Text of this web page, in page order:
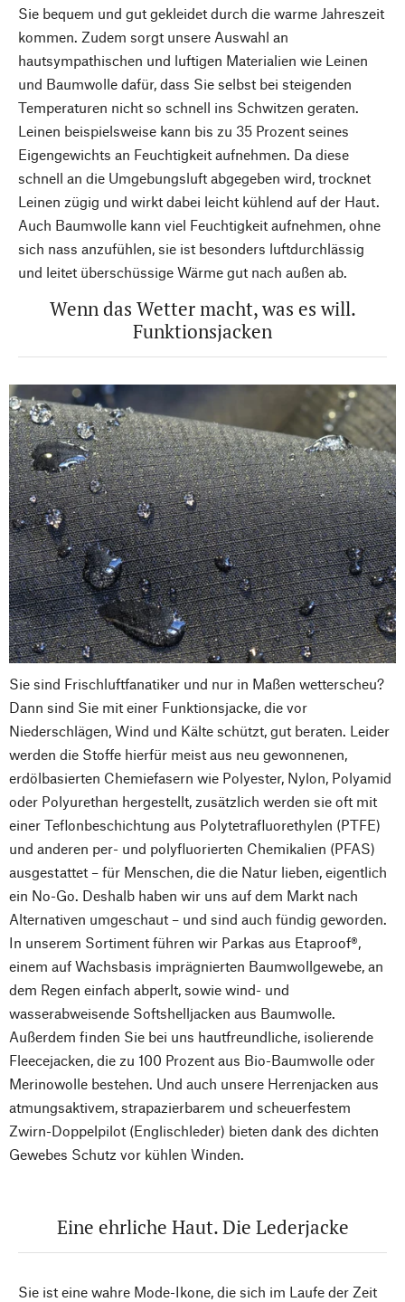
Sie bequem und gut gekleidet durch die warme Jahreszeit
kommen. Zudem sorgt unsere Auswahl an
hautsympathischen und luftigen Materialien wie Leinen
und Baumwolle dafür, dass Sie selbst bei steigenden
Temperaturen nicht so schnell ins Schwitzen geraten.
Leinen beispielsweise kann bis zu 35 Prozent seines
Eigengewichts an Feuchtigkeit aufnehmen. Da diese
schnell an die Umgebungsluft abgegeben wird, trocknet
Leinen zügig und wirkt dabei leicht kühlend auf der Haut.
Auch Baumwolle kann viel Feuchtigkeit aufnehmen, ohne
sich nass anzufühlen, sie ist besonders luftdurchlässig
und leitet überschüssige Wärme gut nach außen ab.
Wenn das Wetter macht, was es will.
Funktionsjacken
Sie sind Frischluftfanatiker und nur in Maßen wetterscheu?
Dann sind Sie mit einer Funktionsjacke, die vor
Niederschlägen, Wind und Kälte schützt, gut beraten. Leider
werden die Stoffe hierfür meist aus neu gewonnenen,
erdölbasierten Chemiefasern wie Polyester, Nylon, Polyamid
oder Polyurethan hergestellt, zusätzlich werden sie oft mit
einer Teflonbeschichtung aus Polytetrafluorethylen (PTFE)
und anderen per- und polyfluorierten Chemikalien (PFAS)
ausgestattet – für Menschen, die die Natur lieben, eigentlich
ein No-Go. Deshalb haben wir uns auf dem Markt nach
Alternativen umgeschaut – und sind auch fündig geworden.
In unserem Sortiment führen wir Parkas aus Etaproof®,
einem auf Wachsbasis imprägnierten Baumwollgewebe, an
dem Regen einfach abperlt, sowie wind- und
wasserabweisende Softshelljacken aus Baumwolle.
Außerdem finden Sie bei uns hautfreundliche, isolierende
Fleecejacken, die zu 100 Prozent aus Bio-Baumwolle oder
Merinowolle bestehen. Und auch unsere Herrenjacken aus
atmungsaktivem, strapazierbarem und scheuerfestem
Zwirn-Doppelpilot (Englischleder) bieten dank des dichten
Gewebes Schutz vor kühlen Winden.
Eine ehrliche Haut. Die Lederjacke
Sie ist eine wahre Mode-Ikone, die sich im Laufe der Zeit
Nach oben